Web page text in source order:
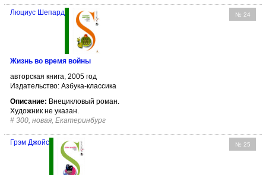
№ 24
Люциус Шепард
Жизнь во время войны
авторская книга, 2005 год
Издательство: Азбука-классика
Описание: Внецикловый роман.
Художник не указан.
# 300, новая, Екатеринбург
№ 25
Грэм Джойс